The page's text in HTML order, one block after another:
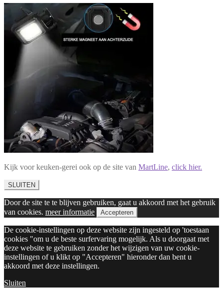
Kijk voor keuken-gerei ook op de site van MartLine, click hier.
SLUITEN
Door de site te te blijven gebruiken, gaat u akkoord met het gebruik
van cookies. meer informatie Accepteren
De cookie-instellingen op deze website zijn ingesteld op 'toestaan
cookies "om u de beste surfervaring mogelijk. Als u doorgaat met
deze website te gebruiken zonder het wijzigen van uw cookie-
instellingen of u klikt op "Accepteren" hieronder dan bent u
akkoord met deze instellingen.
Sluiten